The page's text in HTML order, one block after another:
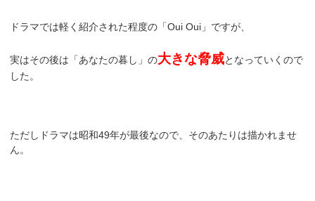
ドラマでは軽く紹介された程度の「Oui Oui」ですが、
実はその後は「あなたの暮し」の大きな脅威となっていくので
した。
ただしドラマは昭和49年が最後なので、そのあたりは描かれませ
ん。